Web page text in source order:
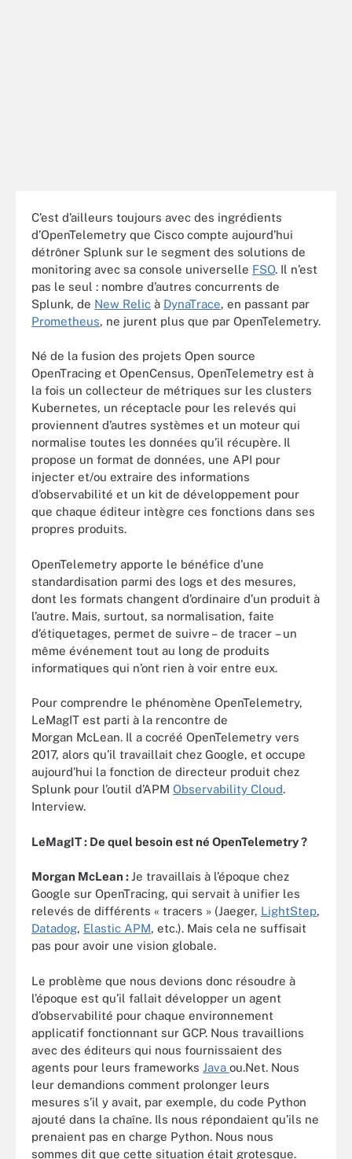
C’est d’ailleurs toujours avec des ingrédients
d’OpenTelemetry que Cisco compte aujourd’hui
détrôner Splunk sur le segment des solutions de
monitoring avec sa console universelle FSO. Il n’est
pas le seul : nombre d’autres concurrents de
Splunk, de New Relic à DynaTrace, en passant par
Prometheus, ne jurent plus que par OpenTelemetry.
Né de la fusion des projets Open source
OpenTracing et OpenCensus, OpenTelemetry est à
la fois un collecteur de métriques sur les clusters
Kubernetes, un réceptacle pour les relevés qui
proviennent d’autres systèmes et un moteur qui
normalise toutes les données qu’il récupère. Il
propose un format de données, une API pour
injecter et/ou extraire des informations
d’observabilité et un kit de développement pour
que chaque éditeur intègre ces fonctions dans ses
propres produits.
OpenTelemetry apporte le bénéfice d’une
standardisation parmi des logs et des mesures,
dont les formats changent d’ordinaire d’un produit à
l’autre. Mais, surtout, sa normalisation, faite
d’étiquetages, permet de suivre – de tracer – un
même événement tout au long de produits
informatiques qui n’ont rien à voir entre eux.
Pour comprendre le phénomène OpenTelemetry,
LeMagIT est parti à la rencontre de
Morgan McLean. Il a cocréé OpenTelemetry vers
2017, alors qu’il travaillait chez Google, et occupe
aujourd’hui la fonction de directeur produit chez
Splunk pour l’outil d’APM Observability Cloud.
Interview.
LeMagIT : De quel besoin est né OpenTelemetry ?
Morgan McLean :Je travaillais à l’époque chez
Google sur OpenTracing, qui servait à unifier les
relevés de différents « tracers » (Jaeger, LightStep,
Datadog, Elastic APM, etc.). Mais cela ne suffisait
pas pour avoir une vision globale.
Le problème que nous devions donc résoudre à
l’époque est qu’il fallait développer un agent
d’observabilité pour chaque environnement
applicatif fonctionnant sur GCP. Nous travaillions
avec des éditeurs qui nous fournissaient des
agents pour leurs frameworks Java ou.Net. Nous
leur demandions comment prolonger leurs
mesures s’il y avait, par exemple, du code Python
ajouté dans la chaîne. Ils nous répondaient qu’ils ne
prenaient pas en charge Python. Nous nous
sommes dit que cette situation était grotesque.